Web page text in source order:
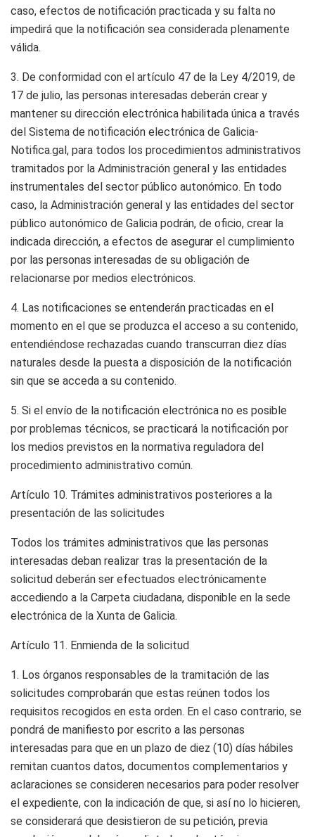
caso, efectos de notificación practicada y su falta no
impedirá que la notificación sea considerada plenamente
válida.
3. De conformidad con el artículo 47 de la Ley 4/2019, de
17 de julio, las personas interesadas deberán crear y
mantener su dirección electrónica habilitada única a través
del Sistema de notificación electrónica de Galicia-
Notifica.gal, para todos los procedimientos administrativos
tramitados por la Administración general y las entidades
instrumentales del sector público autonómico. En todo
caso, la Administración general y las entidades del sector
público autonómico de Galicia podrán, de oficio, crear la
indicada dirección, a efectos de asegurar el cumplimiento
por las personas interesadas de su obligación de
relacionarse por medios electrónicos.
4. Las notificaciones se entenderán practicadas en el
momento en el que se produzca el acceso a su contenido,
entendiéndose rechazadas cuando transcurran diez días
naturales desde la puesta a disposición de la notificación
sin que se acceda a su contenido.
5. Si el envío de la notificación electrónica no es posible
por problemas técnicos, se practicará la notificación por
los medios previstos en la normativa reguladora del
procedimiento administrativo común.
Artículo 10. Trámites administrativos posteriores a la
presentación de las solicitudes
Todos los trámites administrativos que las personas
interesadas deban realizar tras la presentación de la
solicitud deberán ser efectuados electrónicamente
accediendo a la Carpeta ciudadana, disponible en la sede
electrónica de la Xunta de Galicia.
Artículo 11. Enmienda de la solicitud
1. Los órganos responsables de la tramitación de las
solicitudes comprobarán que estas reúnen todos los
requisitos recogidos en esta orden. En el caso contrario, se
pondrá de manifiesto por escrito a las personas
interesadas para que en un plazo de diez (10) días hábiles
remitan cuantos datos, documentos complementarios y
aclaraciones se consideren necesarios para poder resolver
el expediente, con la indicación de que, si así no lo hicieren,
se considerará que desistieron de su petición, previa